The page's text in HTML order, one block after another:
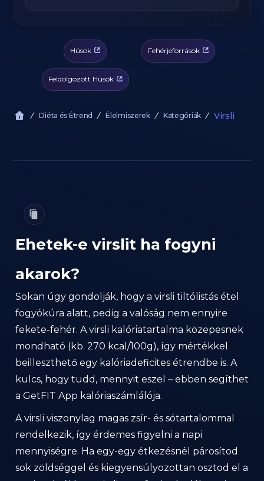
Húsok Fehérjeforrások
Feldolgozott Húsok
Diéta és Étrend Élelmiszerek Kategóriák Virsli
Ehetek-e virslit ha fogyni
akarok?
Sokan úgy gondolják, hogy a virsli tiltólistás étel
fogyókúra alatt, pedig a valóság nem ennyire
fekete-fehér. A virsli kalóriatartalma közepesnek
mondható (kb. 270 kcal/100g), így mértékkel
beilleszthető egy kalóriadeficites étrendbe is. A
kulcs, hogy tudd, mennyit eszel – ebben segíthet
a GetFIT App kalóriaszámlálója.
A virsli viszonylag magas zsír- és sótartalommal
rendelkezik, így érdemes figyelni a napi
mennyiségre. Ha egy-egy étkezésnél párosítod
sok zöldséggel és kiegyensúlyozottan osztod el a